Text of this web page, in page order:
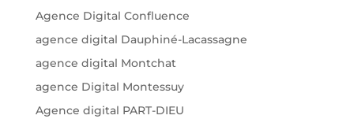
Agence Digital Confluence
agence digital Dauphiné-Lacassagne
agence digital Montchat
agence Digital Montessuy
Agence digital PART-DIEU